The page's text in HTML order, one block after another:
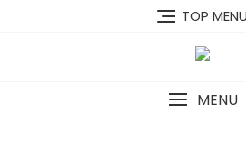
TOP MENU
MENU